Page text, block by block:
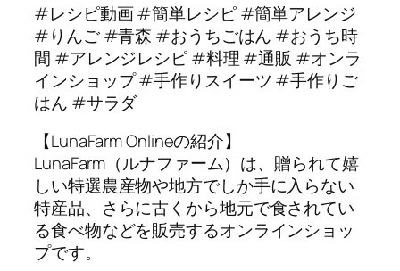
#レシピ動画 #簡単レシピ #簡単アレンジ
#りんご #青森 #おうちごはん #おうち時
間 #アレンジレシピ #料理 #通販 #オンラ
インショップ #手作りスイーツ #手作りご
はん #サラダ
【LunaFarm Onlineの紹介】
LunaFarm（ルナファーム）は、贈られて嬉
しい特選農産物や地方でしか手に入らない
特産品、さらに古くから地元で食されてい
る食べ物などを販売するオンラインショッ
プです。